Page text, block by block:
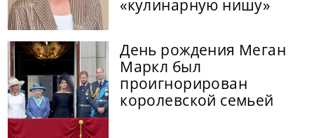
«кулинарную нишу»
День рождения Меган
Маркл был
проигнорирован
королевской семьей